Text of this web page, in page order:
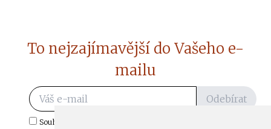
To nejzajímavější do Vašeho e-
mailu
Odebírat
Souhlasím s odběrem důležitých zpráv ze ČtiDoma.cz do mé e-